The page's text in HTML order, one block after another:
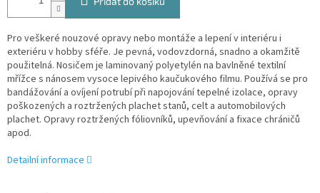
Pro veškeré nouzové opravy nebo montáže a lepení v interiéru i
exteriéru v hobby sféře. Je pevná, vodovzdorná, snadno a okamžitě
použitelná. Nosičem je laminovaný polyetylén na bavlněné textilní
mřížce s nánosem vysoce lepivého kaučukového filmu. Používá se pro
bandážování a ovíjení potrubí při napojování tepelné izolace, opravy
poškozených a roztržených plachet stanů, celt a automobilových
plachet. Opravy roztržených fóliovníků, upevňování a fixace chráničů
apod.
Detailní informace